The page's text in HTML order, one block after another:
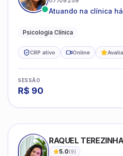
Atuando na clínica
estruturas, com
Psicologia Clínica
CRP ativo Online
SESSÃO
R$ 90
RAQUEL
5.0(9)